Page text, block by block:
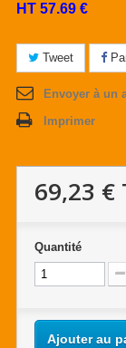
HT 57.69 €
Tweet
Envoyer à un
Imprimer
69,23 €
Quantité
Ajouter au